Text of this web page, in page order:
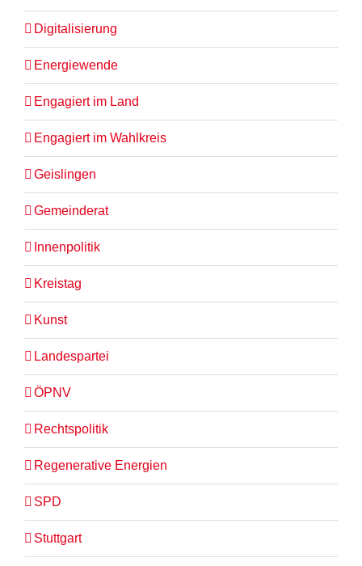
Digitalisierung
Energiewende
Engagiert im Land
Engagiert im Wahlkreis
Geislingen
Gemeinderat
Innenpolitik
Kreistag
Kunst
Landespartei
ÖPNV
Rechtspolitik
Regenerative Energien
SPD
Stuttgart